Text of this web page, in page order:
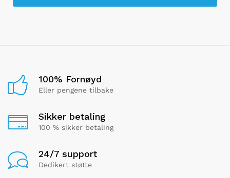
100% Fornøyd
Eller pengene tilbake
Sikker betaling
100 % sikker betaling
24/7 support
Dedikert støtte